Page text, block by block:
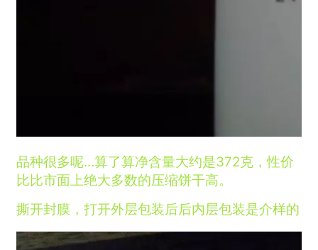
品种很多呢…算了算净含量大约是372克，性价
比比市面上绝大多数的压缩饼干高。
撕开封膜，打开外层包装后后内层包装是介样的